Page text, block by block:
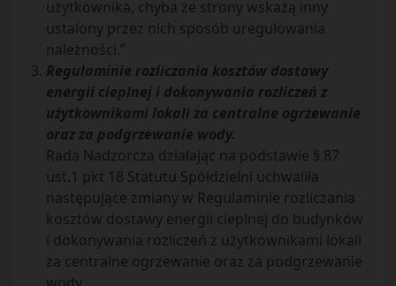
użytkownika, chyba że strony wskażą inny
ustalony przez nich sposób uregulowania
należności.”
Regulaminie rozliczania kosztów dostawy
energii cieplnej i dokonywania rozliczeń z
użytkownikami lokali za centralne ogrzewanie
oraz za podgrzewanie wody.
Rada Nadzorcza działając na podstawie § 87
ust.1 pkt 18 Statutu Spółdzielni uchwaliła
następujące zmiany w Regulaminie rozliczania
kosztów dostawy energii cieplnej do budynków
i dokonywania rozliczeń z użytkownikami lokali
za centralne ogrzewanie oraz za podgrzewanie